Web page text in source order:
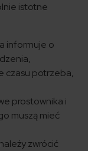
istotne
informuje o
czasu potrzeba,
prostownika i
muszą mieć
zwrócić